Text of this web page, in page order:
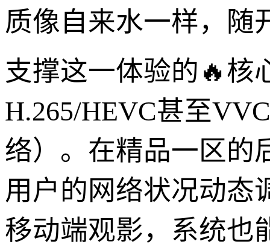
质像自来水一样，随
支撑这一体验的🔥核
H.265/HEVC甚至
络）。在精品一区的
用户的网络状况动态
移动端观影，系统也